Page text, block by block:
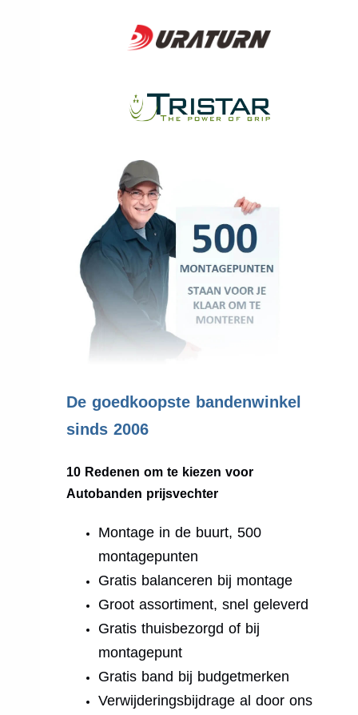
De goedkoopste bandenwinkel
sinds 2006
10 Redenen om te kiezen voor
Autobanden prijsvechter
Montage in de buurt, 500
montagepunten
Gratis balanceren bij montage
Groot assortiment, snel geleverd
Gratis thuisbezorgd of bij
montagepunt
Gratis band bij budgetmerken
Verwijderingsbijdrage al door ons